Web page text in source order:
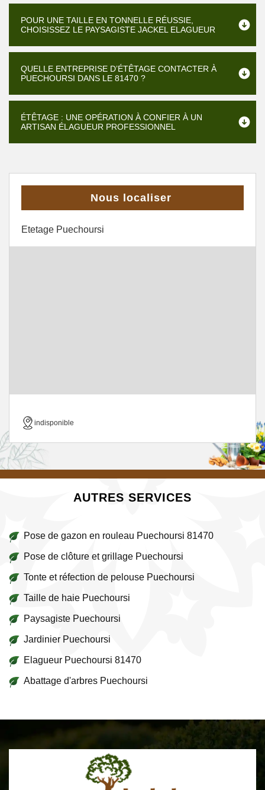
POUR UNE TAILLE EN TONNELLE RÉUSSIE,
CHOISISSEZ LE PAYSAGISTE JACKEL ELAGUEUR
QUELLE ENTREPRISE D’ÉTÊTAGE CONTACTER À
PUECHOURSI DANS LE 81470 ?
ÉTÊTAGE : UNE OPÉRATION À CONFIER À UN
ARTISAN ÉLAGUEUR PROFESSIONNEL
Nous localiser
Etetage Puechoursi
indisponible
AUTRES SERVICES
Pose de gazon en rouleau Puechoursi 81470
Pose de clôture et grillage Puechoursi
Tonte et réfection de pelouse Puechoursi
Taille de haie Puechoursi
Paysagiste Puechoursi
Jardinier Puechoursi
Elagueur Puechoursi 81470
Abattage d'arbres Puechoursi